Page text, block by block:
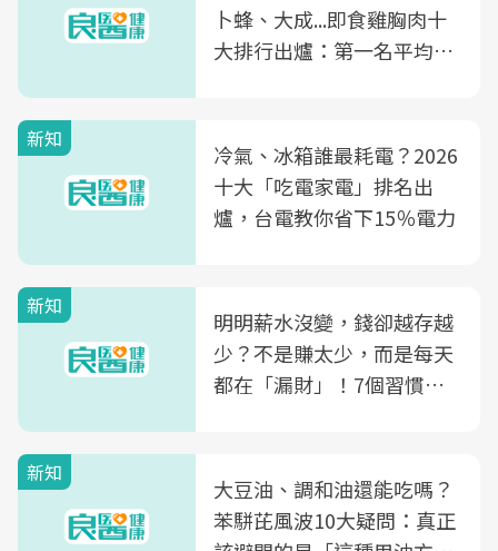
卜蜂、大成...即食雞胸肉十
大排行出爐：第一名平均一
新知
冷氣、冰箱誰最耗電？2026
十大「吃電家電」排名出
爐，台電教你省下15％電力
新知
明明薪水沒變，錢卻越存越
少？不是賺太少，而是每天
都在「漏財」！7個習慣一
新知
大豆油、調和油還能吃嗎？
苯駢芘風波10大疑問：真正